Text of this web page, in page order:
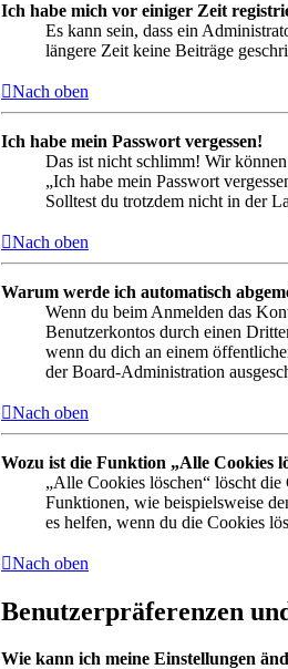
Ich habe mich vor einiger Zeit
Es kann sein, dass ein
längere Zeit keine Beiträge
Nach oben
Ich habe mein Passwort vergessen!
Das ist nicht schlimm! Wir
„Ich habe mein Passwort
Solltest du trotzdem nicht in der
Nach oben
Warum werde ich automatisch
Wenn du beim Anmelden das
Benutzerkontos durch einen
wenn du dich an einem
der Board-Administration
Nach oben
Wozu ist die Funktion „Alle Cookies
„Alle Cookies löschen“ löscht
Funktionen, wie beispielsweise
es helfen, wenn du die Cookies
Nach oben
Benutzerpräferenzen
Wie kann ich meine Einstellungen